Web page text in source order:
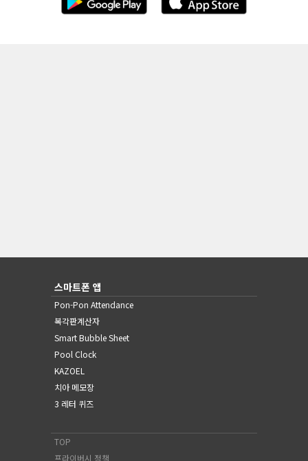
스마트폰 앱
Pon-Pon Attendance
복각판계산자
Smart Bubble Sheet
Pool Clock
KAZOEL
치아 메모장
3 레터 퀴즈
TOP
프라이버시 정책